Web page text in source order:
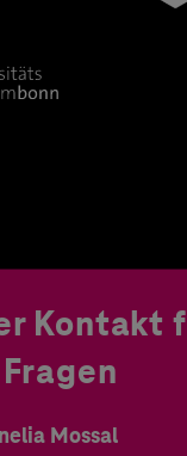
Kontakt
Mossal